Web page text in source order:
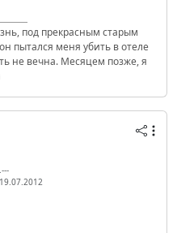
под прекрасным старым
пытался меня убить в отеле
не вечна. Месяцем позже, я